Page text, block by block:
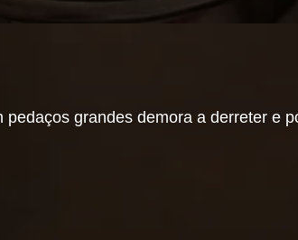
grandes demora a derreter e